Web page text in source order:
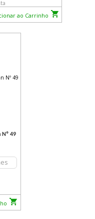
ao Carrinho
Nº 49